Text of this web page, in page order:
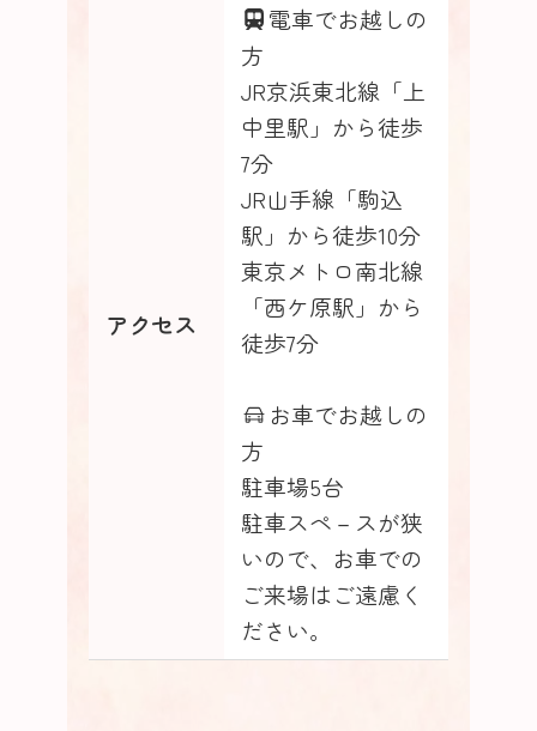
アクセス
電車でお越しの
方
JR京浜東北線「上
中里駅」から徒歩
7分
JR山手線「駒込
駅」から徒歩10分
東京メトロ南北線
「西ケ原駅」から
徒歩7分
お車でお越しの
方
駐車場5台
駐車スペ－スが狭
いので、お車での
ご来場はご遠慮く
ださい。